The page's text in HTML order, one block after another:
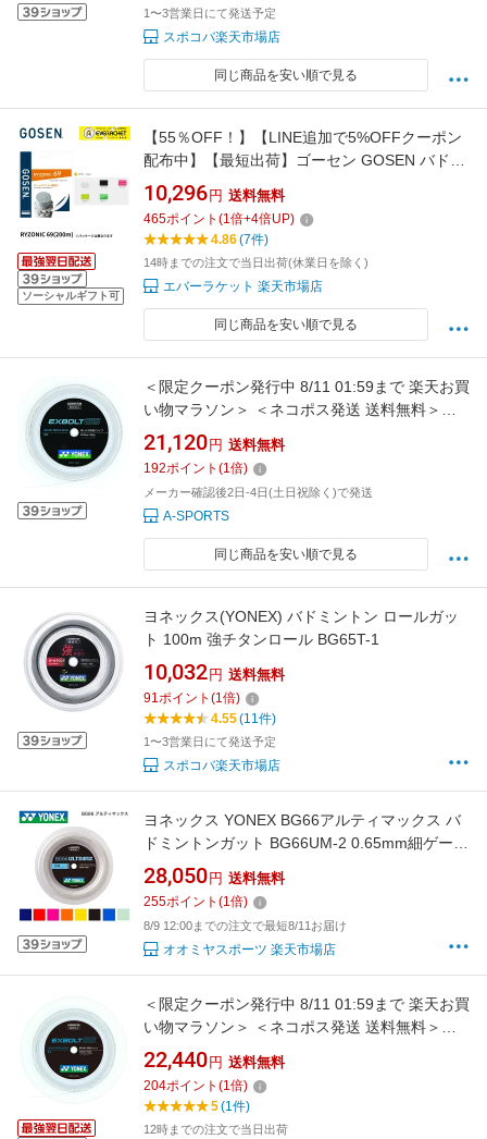
1〜3営業日にて発送予定
スポコバ楽天市場店
同じ商品を安い順で見る
ソーシャルギフト可
【55％OFF！】【LINE追加で5%OFFクーポン
配布中】【最短出荷】ゴーセン GOSEN バドミ
ントンストリング ガット ライゾニック69
200m バドミントン ロール 高耐久 コスパ C-9
10,296 円 送料無料
465ポイント (1倍+4倍UP)
4.86(7件)
14時までの注文で当日出荷(休業日を除く)
エバーラケット 楽天市場店
同じ商品を安い順で見る
＜限定クーポン発行中 8/11 01:59まで 楽天お買
い物マラソン＞ ＜ネコポス発送 送料無料＞
Yonex（ヨネックス） BGXB632 011 バドミ
ントン ガット エクスボルト63 200m ホワイ
ト 24FW
21,120 円 送料無料
192ポイント (1倍)
メーカー確認後2日-4日(土日祝除く)で発送
A-SPORTS
同じ商品を安い順で見る
ヨネックス(YONEX) バドミントン ロールガッ
ト 100m 強チタンロール BG65T-1
10,032 円 送料無料
91ポイント (1倍)
4.55(11件)
1〜3営業日にて発送予定
スポコバ楽天市場店
ヨネックス YONEX BG66アルティマックス バ
ドミントンガット BG66UM-2 0.65mm細ゲー
ジ 200m巻ガット ロールガット お得
28,050 円 送料無料
255ポイント (1倍)
8/9 12:00までの注文で最短8/11お届け
オオミヤスポーツ 楽天市場店
＜限定クーポン発行中 8/11 01:59まで 楽天お買
い物マラソン＞ ＜ネコポス発送 送料無料＞
Yonex（ヨネックス） BGXB652 011 バドミ
ントン ガット エクスボルト65 200m ホワイ
ト 24FW
22,440 円 送料無料
204ポイント (1倍)
5(1件)
12時までの注文で当日出荷